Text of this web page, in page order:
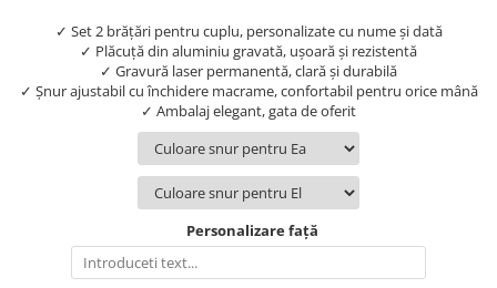
✓ Set 2 brățări pentru cuplu, personalizate cu nume și dată
✓ Plăcuță din aluminiu gravată, ușoară și rezistentă
✓ Gravură laser permanentă, clară și durabilă
✓ Șnur ajustabil cu închidere macrame, confortabil pentru orice mână
✓ Ambalaj elegant, gata de oferit
Personalizare față